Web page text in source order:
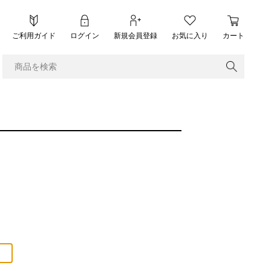
ご利用ガイド ログイン 新規会員登録 お気に入り カート